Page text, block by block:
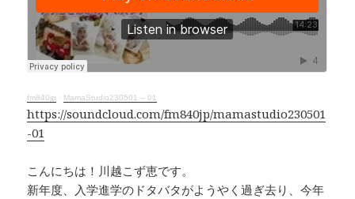
b
o
o
k
a
d
s
Li
n
k
fm840jp · MamaStudio230501 – 01
https://soundcloud.com/fm840jp/mamastudio230501
-01
こんにちは！川越こず恵です。
新年度、入学進学のドタバタがようやく過ぎ去り、今年